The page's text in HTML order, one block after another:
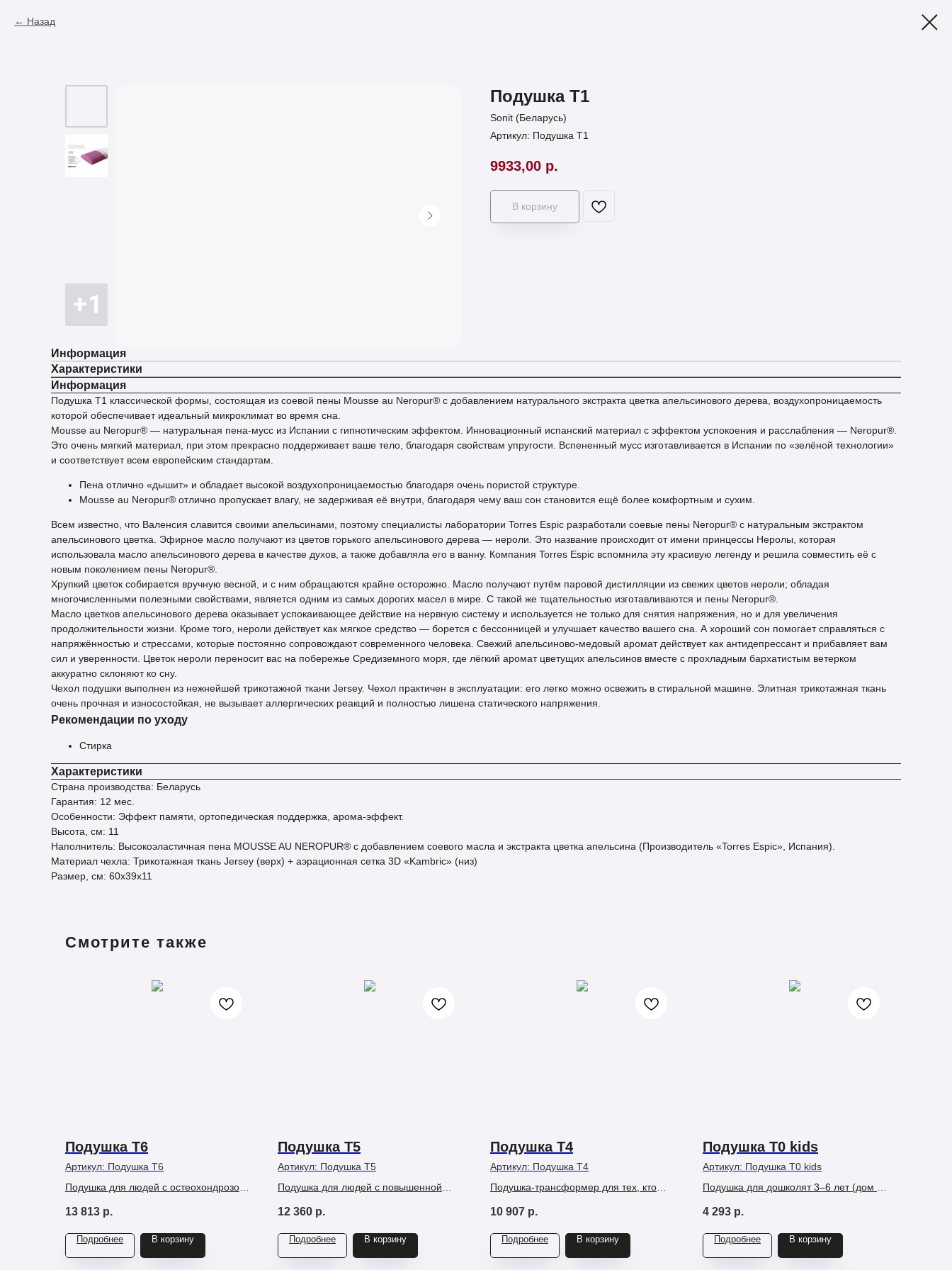
Назад
Подушка Т1
Sonit (Беларусь)
Артикул: Подушка Т1
9933,00 р.
В корзину
Информация
Характеристики
Информация
Подушка T1 классической формы, состоящая из соевой пены Mousse au Neropur® с добавлением натурального экстракта цветка апельсинового дерева, воздухопроницаемость
которой обеспечивает идеальный микроклимат во время сна.
Mousse au Neropur® — натуральная пена-мусс из Испании с гипнотическим эффектом. Инновационный испанский материал с эффектом успокоения и расслабления — Neropur®.
Это очень мягкий материал, при этом прекрасно поддерживает ваше тело, благодаря свойствам упругости. Вспененный мусс изготавливается в Испании по «зелёной технологии»
и соответствует всем европейским стандартам.
Пена отлично «дышит» и обладает высокой воздухопроницаемостью благодаря очень пористой структуре.
Mousse au Neropur® отлично пропускает влагу, не задерживая её внутри, благодаря чему ваш сон становится ещё более комфортным и сухим.
Всем известно, что Валенсия славится своими апельсинами, поэтому специалисты лаборатории Torres Espic разработали соевые пены Neropur® с натуральным экстрактом
апельсинового цветка. Эфирное масло получают из цветов горького апельсинового дерева — нероли. Это название происходит от имени принцессы Неролы, которая
использовала масло апельсинового дерева в качестве духов, а также добавляла его в ванну. Компания Torres Espic вспомнила эту красивую легенду и решила совместить её с
новым поколением пены Neropur®.
Хрупкий цветок собирается вручную весной, и с ним обращаются крайне осторожно. Масло получают путём паровой дистилляции из свежих цветов нероли; обладая
многочисленными полезными свойствами, является одним из самых дорогих масел в мире. С такой же тщательностью изготавливаются и пены Neropur®.
Масло цветков апельсинового дерева оказывает успокаивающее действие на нервную систему и используется не только для снятия напряжения, но и для увеличения
продолжительности жизни. Кроме того, нероли действует как мягкое средство — борется с бессонницей и улучшает качество вашего сна. А хороший сон помогает справляться с
напряжённостью и стрессами, которые постоянно сопровождают современного человека. Свежий апельсиново-медовый аромат действует как антидепрессант и прибавляет вам
сил и уверенности. Цветок нероли переносит вас на побережье Средиземного моря, где лёгкий аромат цветущих апельсинов вместе с прохладным бархатистым ветерком
аккуратно склоняют ко сну.
Чехол подушки выполнен из нежнейшей трикотажной ткани Jersey. Чехол практичен в эксплуатации: его легко можно освежить в стиральной машине. Элитная трикотажная ткань
очень прочная и износостойкая, не вызывает аллергических реакций и полностью лишена статического напряжения.
Рекомендации по уходу
Стирка
Характеристики
Страна производства: Беларусь
Гарантия: 12 мес.
Особенности: Эффект памяти, ортопедическая поддержка, арома-эффект.
Высота, см: 11
Наполнитель: Высокоэластичная пена MOUSSE AU NEROPUR® с добавлением соевого масла и экстракта цветка апельсина (Производитель «Torres Espic», Испания).
Материал чехла: Трикотажная ткань Jersey (верх) + аэрационная сетка 3D «Kambric» (низ)
Размер, см: 60х39х11
Смотрите также
Подушка Т6
Артикул: Подушка Т6
Подушка для людей с остеохондрозом
болями и напряжением в шее/плечах,
которым нужна ортопедическая
поддержка и спокойный сон.
13 813 р.
Подробнее В корзину
Подушка Т5
Артикул: Подушка Т5
Подушка для людей с повышенной
проблемной кожей, кому нужна
классическая поддержка с глубоким
рельефом и натуральная гигиена.
12 360 р.
Подробнее В корзину
Подушка Т4
Артикул: Подушка Т4
Подушка-трансформер для тех, кто
под голову и шею, нуждается в
анатомической поддержке и
«дышащем» гипоаллергенном
комфорте.
10 907 р.
Подробнее В корзину
Подушка Т0 kids
Артикул: Подушка Т0 kids
Подушка для дошколят 3–6 лет (дом и
важны правильная поддержка и
экологичность спального места.
4 293 р.
Подробнее В корзину